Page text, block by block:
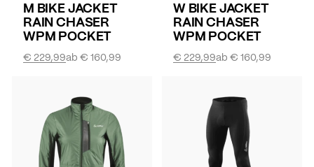
M BIKE JACKET
RAIN CHASER
WPM POCKET
ab€ 160,99
€ 229,99
W BIKE JACKET
RAIN CHASER
WPM POCKET
ab€ 160,99
€ 229,99